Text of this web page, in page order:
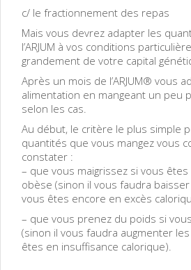
c/ le fractionnement des repas
Mais vous devrez adapter les
l’ARJUM à vos conditions
grandement de votre capital
Après un mois de l’ARJUM® vous
alimentation en mangeant un peu
selon les cas.
Au début, le critère le plus simple
quantités que vous mangez vous
constater :
– que vous maigrissez si vous
obèse (sinon il vous faudra
vous êtes encore en excès
– que vous prenez du poids si
(sinon il vous faudra augmenter
êtes en insuffisance calorique).